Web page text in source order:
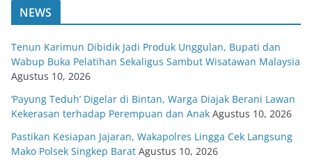
NEWS
Tenun Karimun Dibidik Jadi Produk Unggulan, Bupati dan
Wabup Buka Pelatihan Sekaligus Sambut Wisatawan Malaysia
Agustus 10, 2026
‘Payung Teduh’ Digelar di Bintan, Warga Diajak Berani Lawan
Kekerasan terhadap Perempuan dan Anak Agustus 10, 2026
Pastikan Kesiapan Jajaran, Wakapolres Lingga Cek Langsung
Mako Polsek Singkep Barat Agustus 10, 2026